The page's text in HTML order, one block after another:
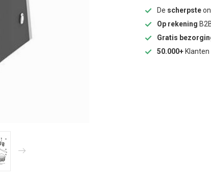
De scherpste
Op rekening
Gratis
50.000+